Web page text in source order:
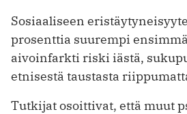
Sosiaaliseen
prosenttia suurempi
aivoinfarkti riski iästä,
etnisestä taustasta
Tutkijat osoittivat, että muut